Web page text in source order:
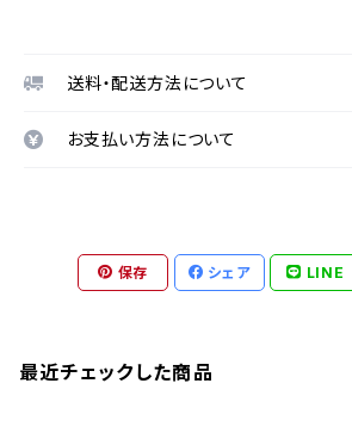
送料・配送方法について
お支払い方法について
保存 シェア LINE
最近チェックした商品